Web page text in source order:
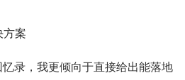
方案
录，我更倾向于直接给出能落地